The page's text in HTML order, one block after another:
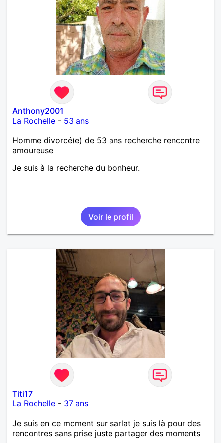
Anthony2001
La Rochelle - 53 ans
Homme divorcé(e) de 53 ans recherche rencontre
amoureuse
Je suis à la recherche du bonheur.
Voir le profil
Titi17
La Rochelle - 37 ans
Je suis en ce moment sur sarlat je suis là pour des
rencontres sans prise juste partager des moments